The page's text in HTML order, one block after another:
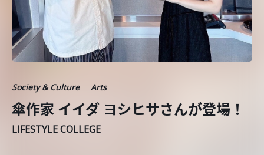
Society & Culture Arts
傘作家 イイダ ヨシヒサさんが登場！
LIFESTYLE COLLEGE